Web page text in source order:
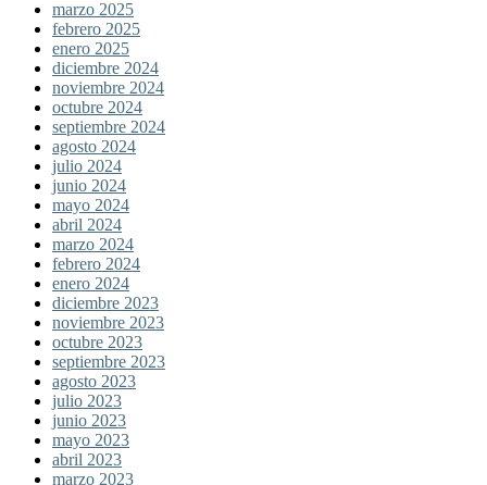
marzo 2025
febrero 2025
enero 2025
diciembre 2024
noviembre 2024
octubre 2024
septiembre 2024
agosto 2024
julio 2024
junio 2024
mayo 2024
abril 2024
marzo 2024
febrero 2024
enero 2024
diciembre 2023
noviembre 2023
octubre 2023
septiembre 2023
agosto 2023
julio 2023
junio 2023
mayo 2023
abril 2023
marzo 2023